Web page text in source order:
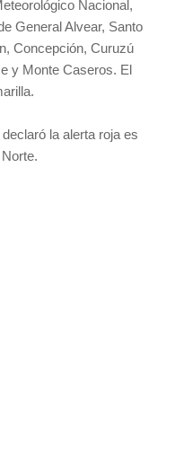
Nacional,
General Alvear, Santo
Concepción, Curuzú
y Monte Caseros. El
la alerta roja es